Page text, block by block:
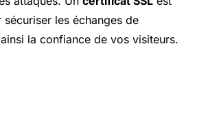
les échanges de
la confiance de vos visiteurs.